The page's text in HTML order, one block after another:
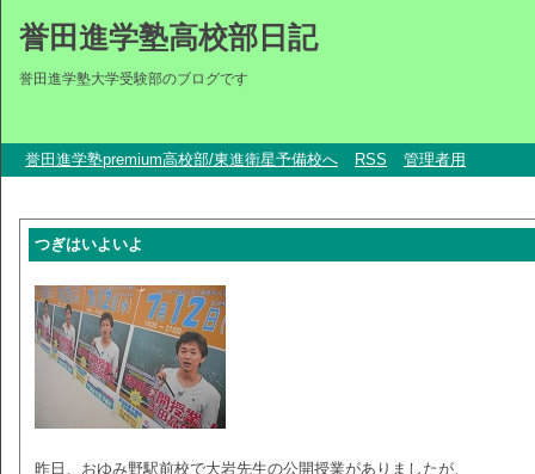
誉田進学塾高校部日記
誉田進学塾大学受験部のブログです
誉田進学塾premium高校部/東進衛星予備校へ RSS 管理者用
つぎはいよいよ
昨日、おゆみ野駅前校で大岩先生の公開授業がありましたが、